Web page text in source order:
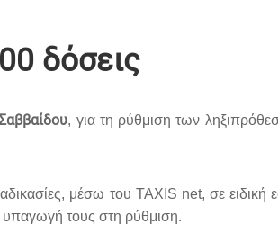
δόσεις
, για τη ρύθμιση των
μέσω του TAXIS net, σε ειδική
υπαγωγή τους στη ρύθμιση.